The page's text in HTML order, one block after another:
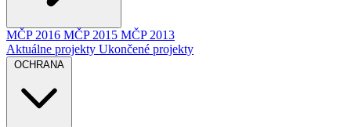
MČP 2016 MČP 2015 MČP 2013
Aktuálne projekty Ukončené projekty
OCHRANA